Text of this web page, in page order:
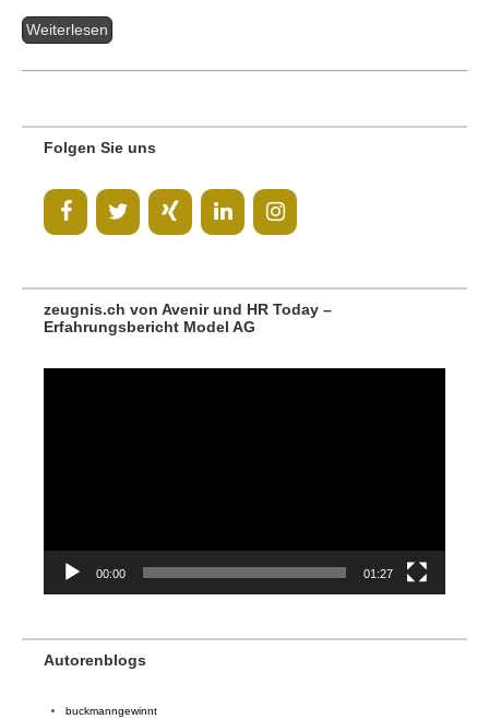
Weiterlesen
Folgen Sie uns
zeugnis.ch von Avenir und HR Today –
Erfahrungsbericht Model AG
00:00 01:27
Autorenblogs
buckmanngewinnt